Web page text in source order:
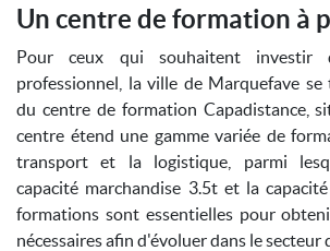
Un centre de formation à
Pour ceux qui souhaitent investir
professionnel, la ville de Marquefave
du centre de formation Capadistance,
centre étend une gamme variée de
transport et la logistique, parmi
capacité marchandise 3.5t et la
formations sont essentielles pour
nécessaires afin d'évoluer dans le